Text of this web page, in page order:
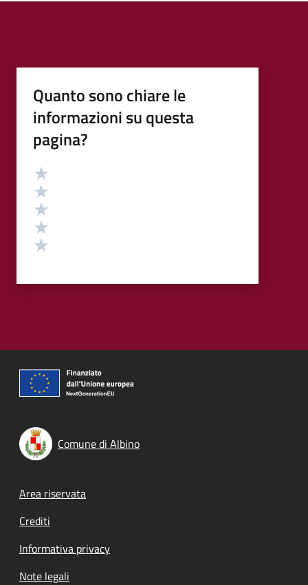
Quanto sono chiare le
informazioni su questa
pagina?
Valutazione
Comune di Albino
Footer menu
Area riservata
Crediti
Informativa privacy
Note legali